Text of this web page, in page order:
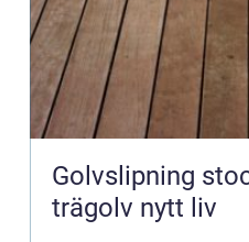
Golvslipning
trägolv nytt liv